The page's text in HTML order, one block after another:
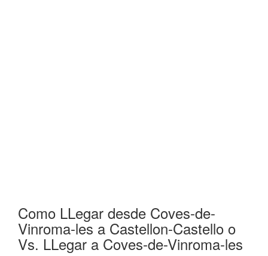
Como LLegar desde Coves-de-
Vinroma-les a Castellon-Castello o
Vs. LLegar a Coves-de-Vinroma-les